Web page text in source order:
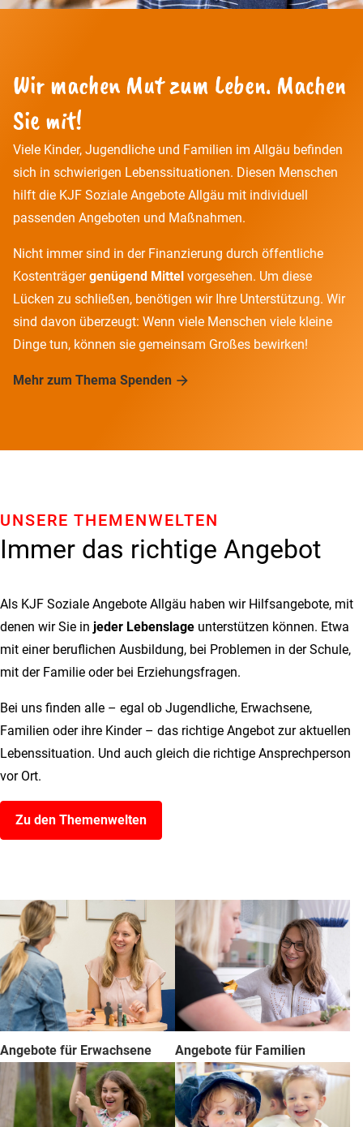
Wir machen Mut zum Leben. Machen
Sie mit!
Viele Kinder, Jugendliche und Familien im Allgäu befinden
sich in schwierigen Lebenssituationen. Diesen Menschen
hilft die KJF Soziale Angebote Allgäu mit individuell
passenden Angeboten und Maßnahmen.
Nicht immer sind in der Finanzierung durch öffentliche
Kostenträgergenügend Mittel vorgesehen. Um diese
Lücken zu schließen, benötigen wir Ihre Unterstützung. Wir
sind davon überzeugt: Wenn viele Menschen viele kleine
Dinge tun, können sie gemeinsam Großes bewirken!
Mehr zum Thema Spenden
Immer das richtige Angebot
UNSERE THEMENWELTEN
Als KJF Soziale Angebote Allgäu haben wir Hilfsangebote, mit
denen wir Sie in jeder Lebenslage unterstützen können. Etwa
mit einer beruflichen Ausbildung, bei Problemen in der Schule,
mit der Familie oder bei Erziehungsfragen.
Bei uns finden alle – egal ob Jugendliche, Erwachsene,
Familien oder ihre Kinder – das richtige Angebot zur aktuellen
Lebenssituation. Und auch gleich die richtige Ansprechperson
vor Ort.
Zu den Themenwelten
Angebote für Erwachsene Angebote für Familien